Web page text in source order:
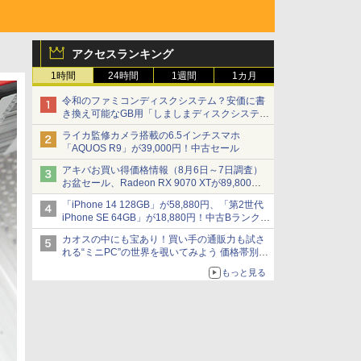
アクセスランキング
1時間 24時間 1週間 1カ月
令和のファミコンディスクシステム？安価に書
き換え可能なGB用「しましまディスクシステ
ム」
ライカ監修カメラ搭載の6.5インチスマホ
「AQUOS R9」が39,000円！中古セール
アキバお買い得価格情報（8月6日～7日調査）
お盆セール、Radeon RX 9070 XTが89,800
円、水平周波数24.8kHz対応の17型モニターが
9,801円、暑さ指数連動セール ほか
「iPhone 14 128GB」が58,880円、「第2世代
iPhone SE 64GB」が18,880円！中古Bランク品
セール
カオスの中にも宝あり！買い手の通販力も試さ
れる“ミニPC”の世界を覗いてみよう 価格帯別に
仕様や特徴を整理、11製品をピックアップ text
もっと見る